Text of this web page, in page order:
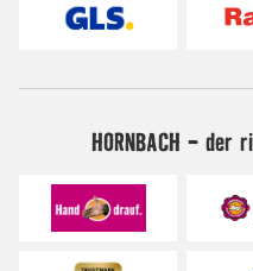
HORNBACH -